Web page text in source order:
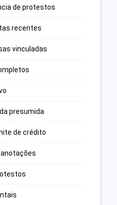
de protestos
recentes
vinculadas
presumida
de crédito
anotações